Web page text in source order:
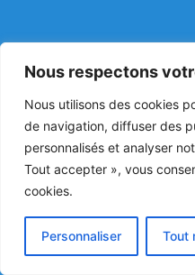
Nous respectons
Nous utilisons des cookies
de navigation, diffuser des
personnalisés et analyser
Tout accepter », vous
cookies.
Personnaliser Tout